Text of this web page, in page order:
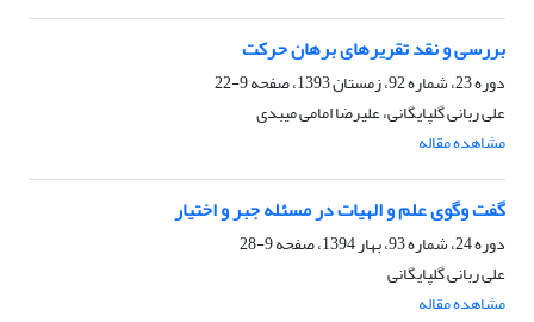
بررسی و نقد تقریرهای برهان حرکت
دوره 23، شماره 92، زمستان 1393، صفحه
9-22
علی ربانی گلپایگانی، علیرضا امامی میبدی
مشاهده مقاله
گفت وگوی علم و الهیات در مسئله جبر و اختیار
دوره 24، شماره 93، بهار 1394، صفحه
9-28
علی ربانی گلپایگانی
مشاهده مقاله